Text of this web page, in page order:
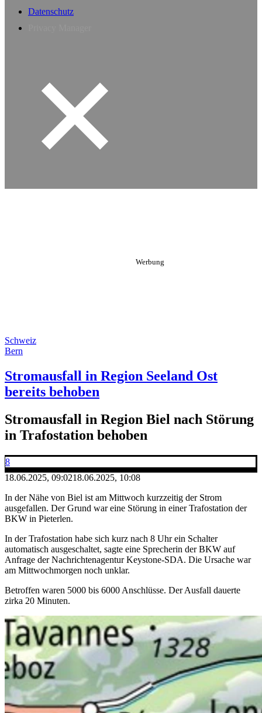
Datenschutz
Schweiz
Bern
Stromausfall in Region Seeland Ost
bereits behoben
Stromausfall in Region Biel nach Störung
in Trafostation behoben
8
18.06.2025, 09:0218.06.2025, 10:08
In der Nähe von Biel ist am Mittwoch kurzzeitig der Strom
ausgefallen. Der Grund war eine Störung in einer Trafostation der
BKW in Pieterlen.
In der Trafostation habe sich kurz nach 8 Uhr ein Schalter
automatisch ausgeschaltet, sagte eine Sprecherin der BKW auf
Anfrage der Nachrichtenagentur Keystone-SDA. Die Ursache war
am Mittwochmorgen noch unklar.
Betroffen waren 5000 bis 6000 Anschlüsse. Der Ausfall dauerte
zirka 20 Minuten.